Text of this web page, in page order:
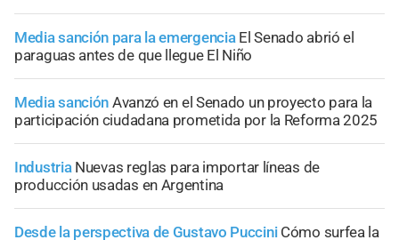
Media sanción para la emergencia El Senado abrió el
paraguas antes de que llegue El Niño
Media sanción Avanzó en el Senado un proyecto para la
participación ciudadana prometida por la Reforma 2025
Industria Nuevas reglas para importar líneas de
producción usadas en Argentina
Desde la perspectiva de Gustavo Puccini Cómo surfea la